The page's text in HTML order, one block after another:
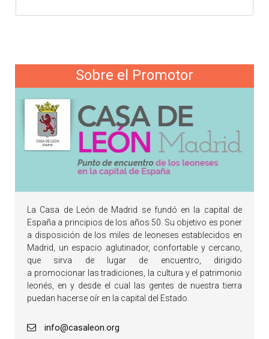
Sobre el Promotor
La Casa de León de Madrid se fundó en la capital de
España a principios de los años 50. Su objetivo es poner
a disposición de los miles de leoneses establecidos en
Madrid, un espacio aglutinador, confortable y cercano,
que sirva de lugar de encuentro, dirigido
a promocionar las tradiciones, la cultura y el patrimonio
leonés, en y desde el cual las gentes de nuestra tierra
puedan hacerse oír en la capital del Estado.
info@casaleon.org